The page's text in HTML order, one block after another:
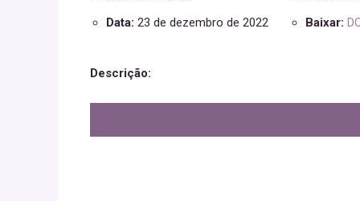
Data: 23 de dezembro de 2022 Baixar:
Descrição: